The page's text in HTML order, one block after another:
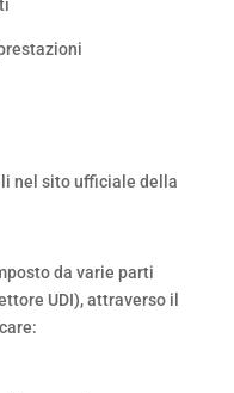
nel sito ufficiale della
da varie parti
UDI), attraverso il